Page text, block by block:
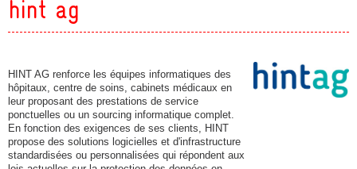
hint ag
HINT AG renforce les équipes informatiques des
hôpitaux, centre de soins, cabinets médicaux en
leur proposant des prestations de service
ponctuelles ou un sourcing informatique complet.
En fonction des exigences de ses clients, HINT
propose des solutions logicielles et d'infrastructure
standardisées ou personnalisées qui répondent aux